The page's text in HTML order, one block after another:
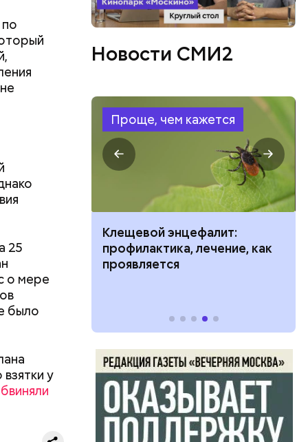
25
о мере
было
у
Эти
Новости СМИ2
Проще, чем кажется
Клещевой энцефалит:
профилактика, лечение, как
проявляется